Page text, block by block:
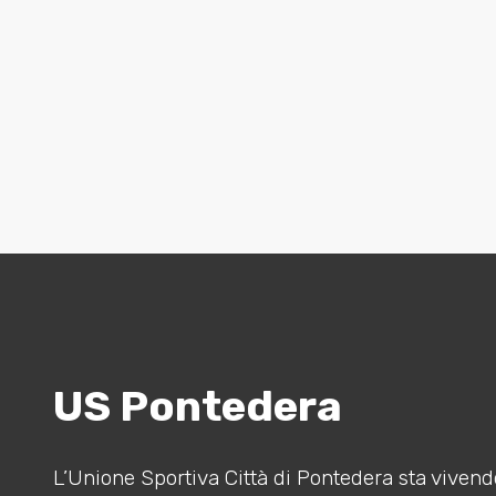
US Pontedera
L’Unione Sportiva Città di Pontedera sta